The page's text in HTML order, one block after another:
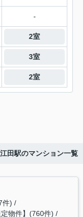
-
2室
3室
2室
田駅のマンション一覧
件)
物件】(760件)